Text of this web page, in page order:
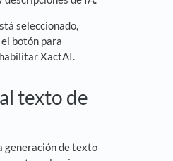
seleccionado,
botón para
XactAI.
texto de
generación de texto